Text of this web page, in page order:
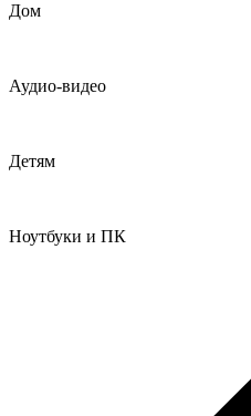
Дом
Аудио-видео
Детям
Ноутбуки и ПК